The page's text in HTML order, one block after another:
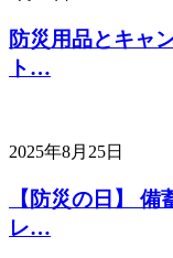
防災用品とキャ
ト…
2025年8月25日
【防災の日】
レ…